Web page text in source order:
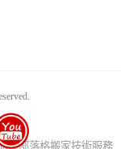
部落格搬家技術服務